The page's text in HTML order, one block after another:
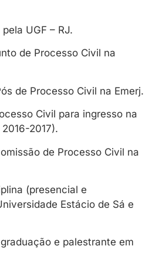
UGF – RJ.
de Processo Civil na
de Processo Civil na Emerj.
Civil para ingresso na
2017).
de Processo Civil na
(presencial e
Estácio de Sá e
e palestrante em